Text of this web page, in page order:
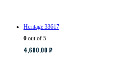
Heritage 33617
0 out of 5
4,600.00 ₽